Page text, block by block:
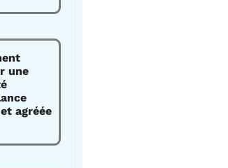
une
agréée